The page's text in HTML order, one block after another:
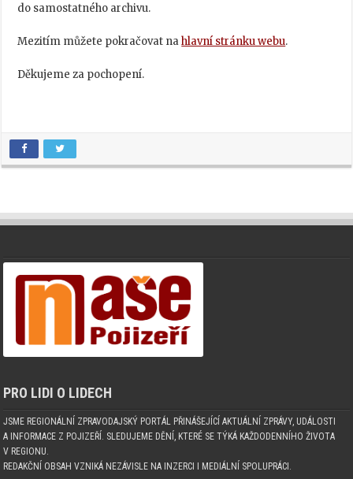
do samostatného archivu.
Mezitím můžete pokračovat nahlavní stránku webu.
Děkujeme za pochopení.
PRO LIDI O LIDECH
JSME REGIONÁLNÍ ZPRAVODAJSKÝ PORTÁL PŘINÁŠEJÍCÍ AKTUÁLNÍ ZPRÁVY, UDÁLOSTI
A INFORMACE Z POJIZEŘÍ. SLEDUJEME DĚNÍ, KTERÉ SE TÝKÁ KAŽDODENNÍHO ŽIVOTA
V REGIONU.
REDAKČNÍ OBSAH VZNIKÁ NEZÁVISLE NA INZERCI I MEDIÁLNÍ SPOLUPRÁCI.